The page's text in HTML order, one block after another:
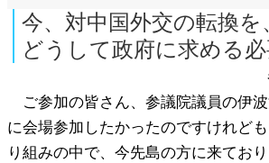
今、対中国外交の転換を
どうして政府に求める
ご参加の皆さん、参議院議員の伊
に会場参加したかったのですけれど
り組みの中で、今先島の方に来てお